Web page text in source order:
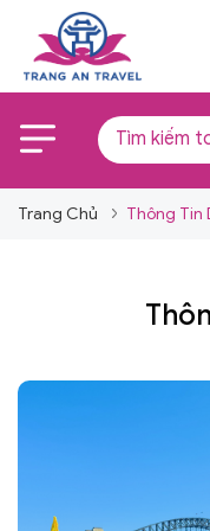
Trang Chủ Thông Tin